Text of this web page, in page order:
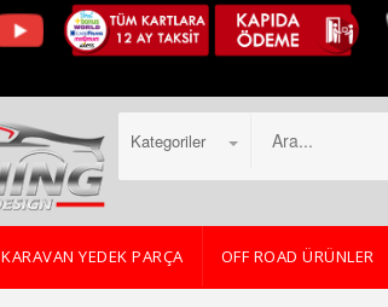
Kategoriler
KARAVAN YEDEK PARÇA OFF ROAD ÜRÜNLER